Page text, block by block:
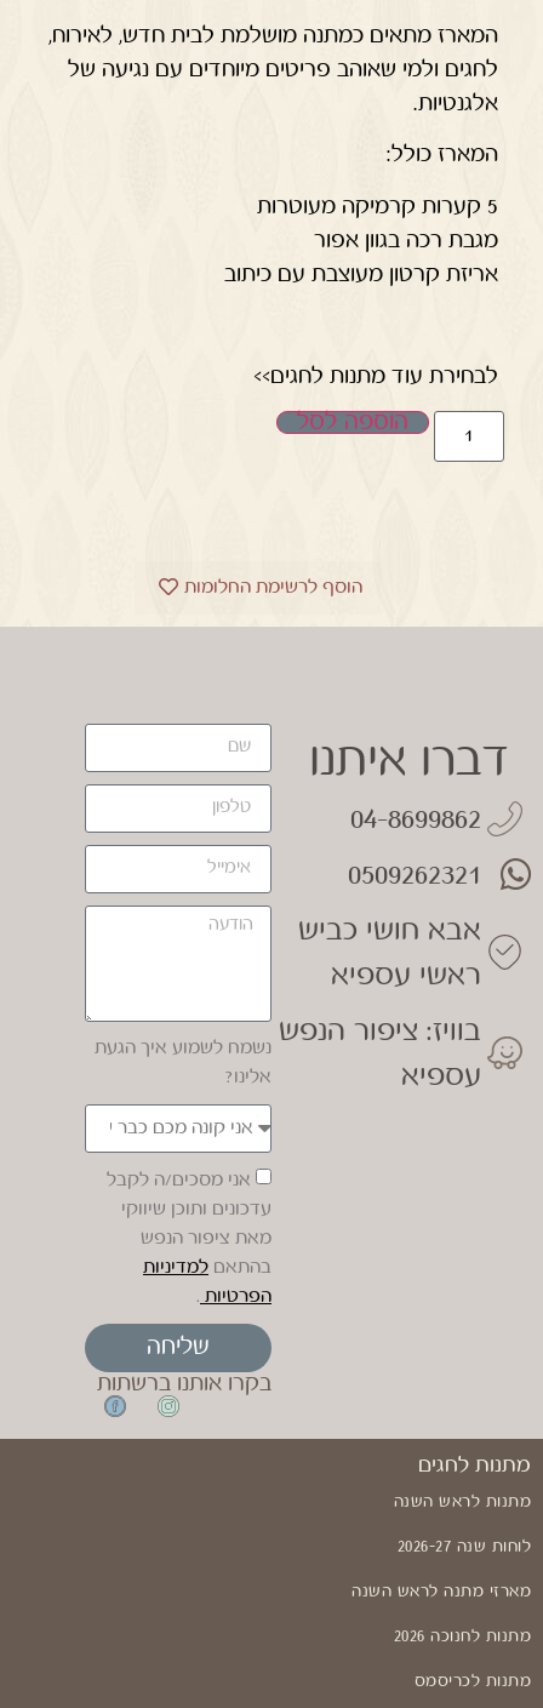
המארז מתאים כמתנה מושלמת לבית חדש, לאירוח,
לחגים ולמי שאוהב פריטים מיוחדים עם נגיעה של
אלגנטיות.
המארז כולל:
5 קערות קרמיקה מעוטרות
מגבת רכה בגוון אפור
אריזת קרטון מעוצבת עם כיתוב
לבחירת עוד מתנות לחגים>>
הוספה לסל
הוסף לרשימת החלומות
דברו איתנו
04-8699862
0509262321
אבא חושי כביש
ראשי עספיא
בוויז: ציפור הנפש
עספיא
נשמח לשמוע איך הגעת
אלינו?
אני מסכים/ה לקבל
עדכונים ותוכן שיווקי
מאת ציפור הנפש
בהתאם למדיניות
הפרטיות .
שליחה
בקרו אותנו ברשתות
מתנות לחגים
מתנות לראש השנה
לוחות שנה 2026-27
מארזי מתנה לראש השנה
מתנות לחנוכה 2026
מתנות לכריסמס